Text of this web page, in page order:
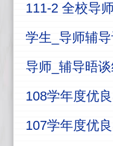
111-2 全校导
学生_导师辅
导师_辅导晤
108学年度优
107学年度优